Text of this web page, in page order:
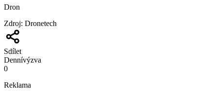
Dron
Zdroj: Dronetech
Sdílet
Dennívýzva
0
Reklama